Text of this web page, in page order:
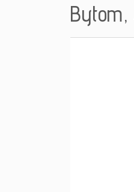
Bytom,